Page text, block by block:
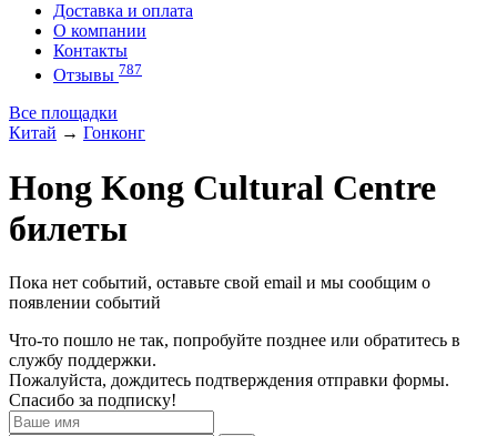
Доставка и оплата
О компании
Контакты
Отзывы 787
Все площадки
Китай → Гонконг
Hong Kong Cultural Centre
билеты
Пока нет событий, оставьте свой email и мы сообщим о
появлении событий
Что-то пошло не так, попробуйте позднее или обратитесь в
службу поддержки.
Пожалуйста, дождитесь подтверждения отправки формы.
Спасибо за подписку!